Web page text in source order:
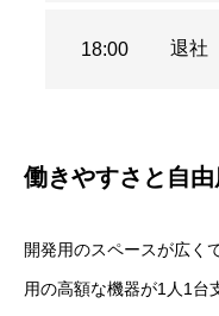
18:00 退社
働きやすさと自
開発用のスペースが広く
用の高額な機器が1人1台